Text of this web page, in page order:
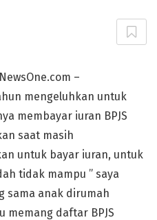
–
mengeluhkan untuk
membayar iuran BPJS
saat masih
untuk bayar iuran, untuk
tidak mampu ” saya
sama anak dirumah
memang daftar BPJS